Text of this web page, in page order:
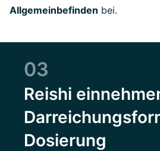
Allgemeinbefinden bei.
03
Reishi
Dosierung